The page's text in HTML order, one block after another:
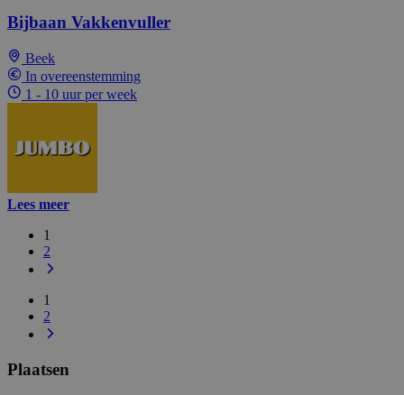
Bijbaan Vakkenvuller
Beek
In overeenstemming
1 - 10 uur per week
Lees meer
1
2
1
2
Plaatsen